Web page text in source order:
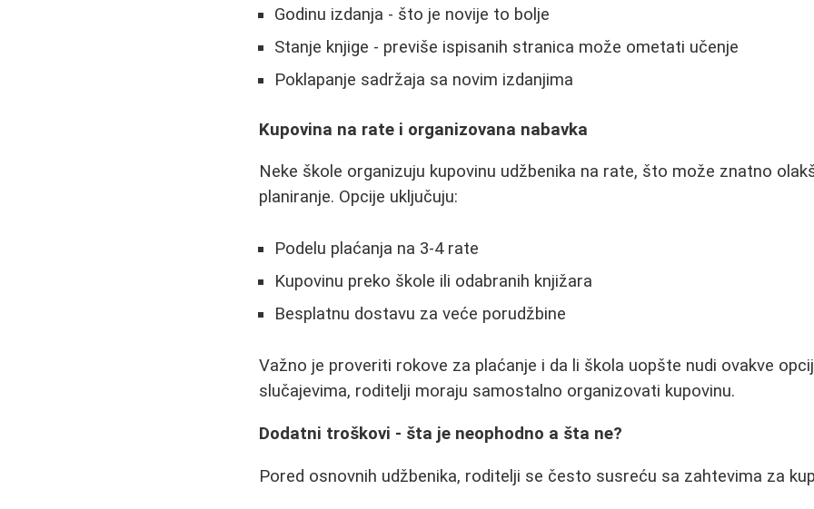
Godinu izdanja - što je novije to bolje
Stanje knjige - previše ispisanih stranica može ometati učenje
Poklapanje sadržaja sa novim izdanjima
Kupovina na rate i organizovana nabavka
Neke škole organizuju kupovinu udžbenika na rate, što može znatno
planiranje. Opcije uključuju:
Podelu plaćanja na 3-4 rate
Kupovinu preko škole ili odabranih knjižara
Besplatnu dostavu za veće porudžbine
Važno je proveriti rokove za plaćanje i da li škola uopšte nudi ovakve
slučajevima, roditelji moraju samostalno organizovati kupovinu.
Dodatni troškovi - šta je neophodno a šta ne?
Pored osnovnih udžbenika, roditelji se često susreću sa zahtevima za